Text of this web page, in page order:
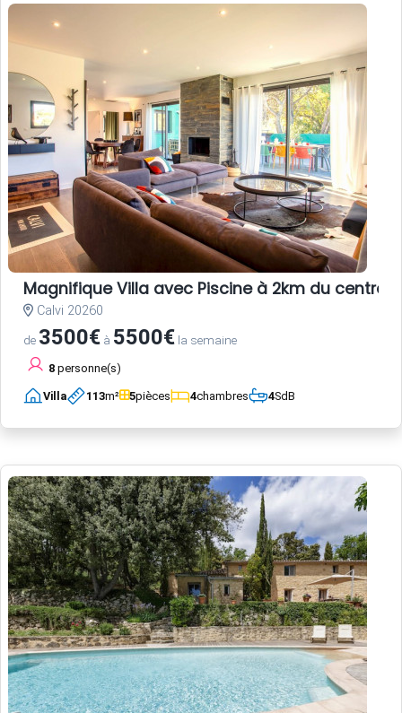
Magnifique Villa avec Piscine à 2km du centre-
Calvi 20260
de 3500€ à 5500€ la semaine
8 personne(s)
Villa 113m² 5pièces 4chambres 4SdB